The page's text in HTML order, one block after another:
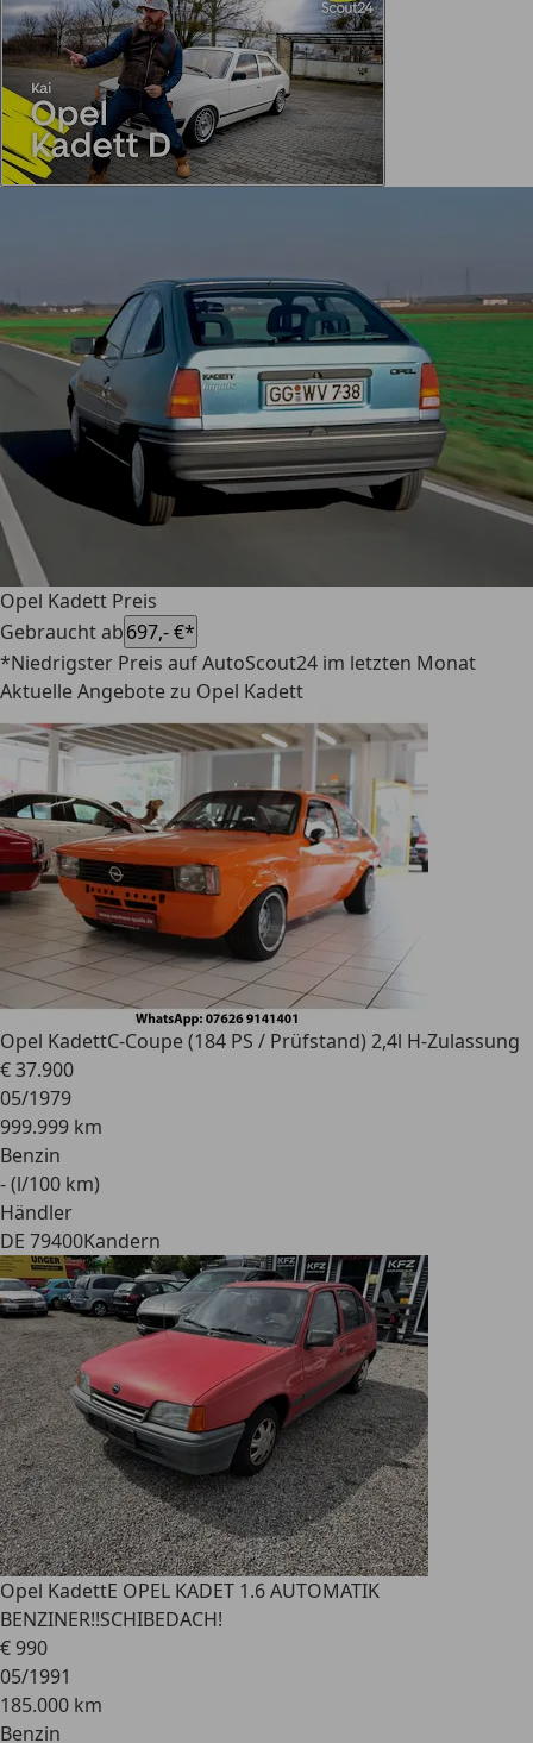
Opel Kadett Preis
Gebraucht ab697,- €*
*Niedrigster Preis auf AutoScout24 im letzten Monat
Aktuelle Angebote zu Opel Kadett
Opel KadettC-Coupe (184 PS / Prüfstand) 2,4l H-Zulassung
€ 37.900
05/1979
999.999 km
Benzin
- (l/100 km)
Händler
DE 79400Kandern
Opel KadettE OPEL KADET 1.6 AUTOMATIK
BENZINER!!SCHIBEDACH!
€ 990
05/1991
185.000 km
Benzin